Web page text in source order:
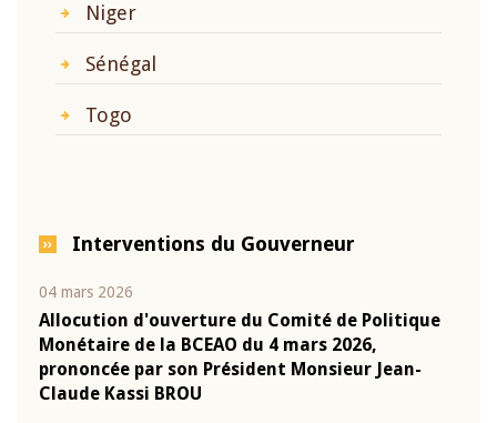
Niger
Sénégal
Togo
Interventions du Gouverneur
04 mars 2026
Allocution d'ouverture du Comité de Politique
Monétaire de la BCEAO du 4 mars 2026,
prononcée par son Président Monsieur Jean-
Claude Kassi BROU